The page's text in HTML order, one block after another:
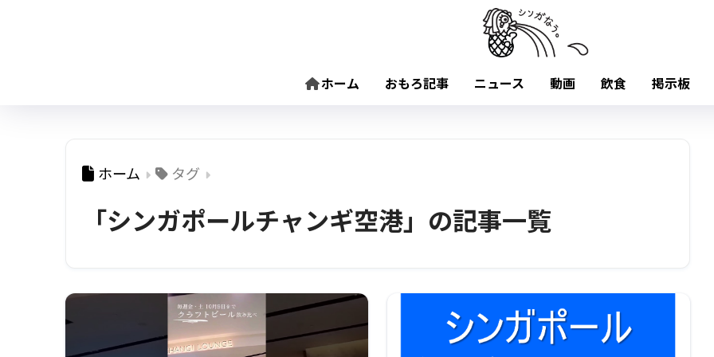
ホーム おもろ記事 ニュース 動画 飲食 掲示板
ホーム タグ
「シンガポールチャンギ空港」の記事一覧